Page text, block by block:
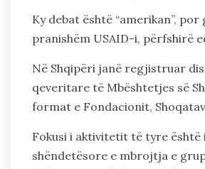
Ky debat është “amerikan”,
pranishëm USAID-i, përfshirë
Në Shqipëri janë regjistruar
qeveritare të Mbështetjes së
format e Fondacionit,
Fokusi i aktivitetit të tyre
shëndetësore e mbrojtja e